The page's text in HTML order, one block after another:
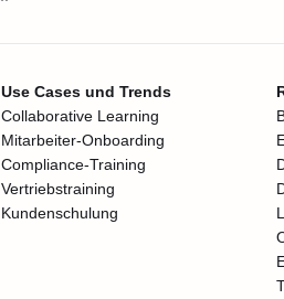
Use Cases und Trends
Collaborative Learning
Mitarbeiter-Onboarding
Compliance-Training
Vertriebstraining
Kundenschulung